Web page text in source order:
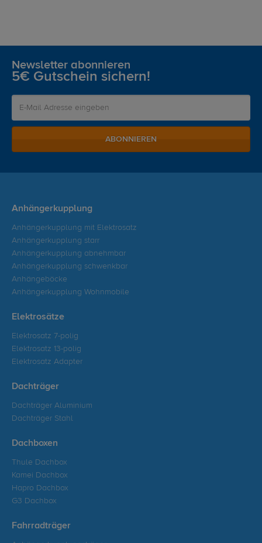
Newsletter abonnieren
5€ Gutschein sichern!
ABONNIEREN
Anhängerkupplung
Anhängerkupplung mit Elektrosatz
Anhängerkupplung starr
Anhängerkupplung abnehmbar
Anhängerkupplung schwenkbar
Anhängeböcke
Anhängerkupplung Wohnmobile
Elektrosätze
Elektrosatz 7-polig
Elektrosatz 13-polig
Elektrosatz Adapter
Dachträger
Dachträger Aluminium
Dachträger Stahl
Dachboxen
Thule Dachbox
Kamei Dachbox
Hapro Dachbox
G3 Dachbox
Fahrradträger